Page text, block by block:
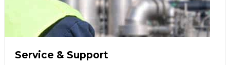
Service & Support